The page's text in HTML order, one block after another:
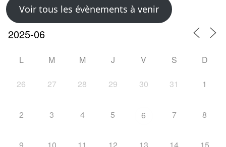
Voir tous les évènements à venir
L M M J V S D
26 27 28 29 30 31 1
2 3 4 5 6 7 8